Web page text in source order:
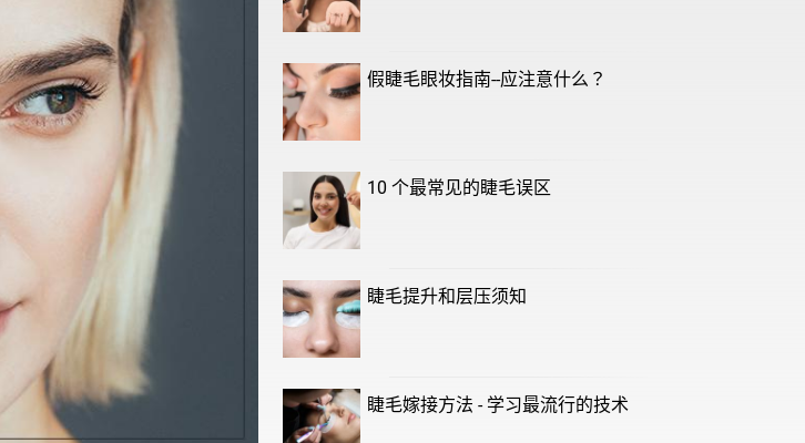
假睫毛眼妆指南--应注意什么？
10 个最常见的睫毛误区
睫毛提升和层压须知
睫毛嫁接方法 - 学习最流行的技术